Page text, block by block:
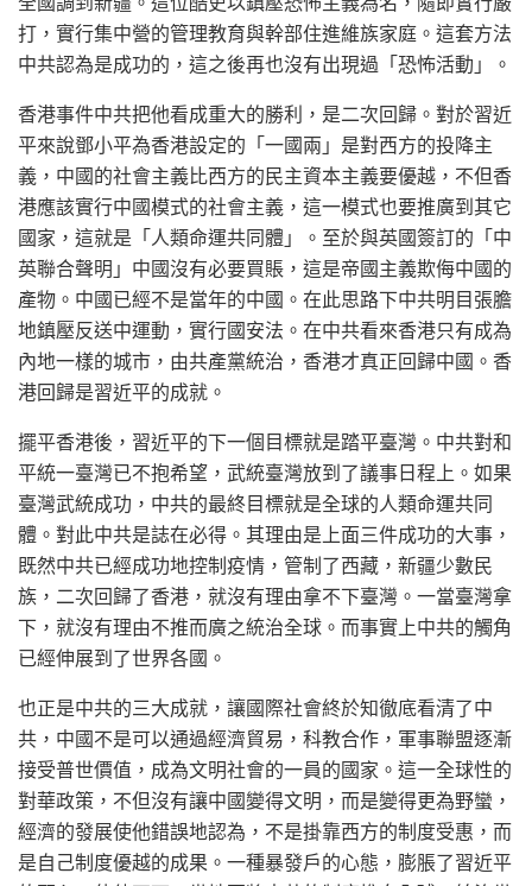
打，實行集中營的管理教育與幹部住進維族家庭。這套方法
中共認為是成功的，這之後再也沒有出現過「恐怖活動」。
香港事件中共把他看成重大的勝利，是二次回歸。對於習近
平來說鄧小平為香港設定的「一國兩」是對西方的投降主
義，中國的社會主義比西方的民主資本主義要優越，不但香
港應該實行中國模式的社會主義，這一模式也要推廣到其它
國家，這就是「人類命運共同體」。至於與英國簽訂的「中
英聯合聲明」中國沒有必要買賬，這是帝國主義欺侮中國的
產物。中國已經不是當年的中國。在此思路下中共明目張膽
地鎮壓反送中運動，實行國安法。在中共看來香港只有成為
內地一樣的城市，由共產黨統治，香港才真正回歸中國。香
港回歸是習近平的成就。
擺平香港後，習近平的下一個目標就是踏平臺灣。中共對和
平統一臺灣已不抱希望，武統臺灣放到了議事日程上。如果
臺灣武統成功，中共的最終目標就是全球的人類命運共同
體。對此中共是誌在必得。其理由是上面三件成功的大事，
既然中共已經成功地控制疫情，管制了西藏，新疆少數民
族，二次回歸了香港，就沒有理由拿不下臺灣。一當臺灣拿
下，就沒有理由不推而廣之統治全球。而事實上中共的觸角
已經伸展到了世界各國。
也正是中共的三大成就，讓國際社會終於知徹底看清了中
共，中國不是可以通過經濟貿易，科教合作，軍事聯盟逐漸
接受普世價值，成為文明社會的一員的國家。這一全球性的
對華政策，不但沒有讓中國變得文明，而是變得更為野蠻，
經濟的發展使他錯誤地認為，不是掛靠西方的制度受惠，而
是自己制度優越的成果。一種暴發戶的心態，膨脹了習近平